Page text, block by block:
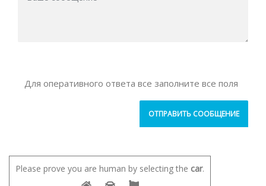
Для оперативного ответа все заполните все поля
Please prove you are human by selecting the car.